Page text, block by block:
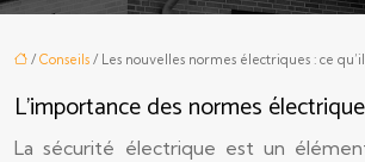
/ Conseils / Les nouvelles normes électriques : ce
L’importance des normes
La sécurité électrique est un